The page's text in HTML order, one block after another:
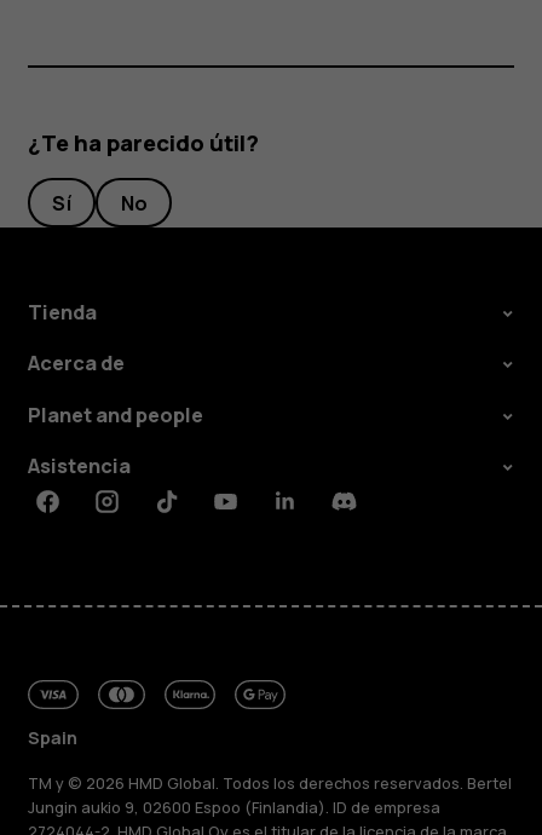
¿Te ha parecido útil?
Sí No
Tienda
Acerca de
Planet and people
Asistencia
FacebookInstagramTiktokYoutubeLinkedinDiscord
Spain
TM y © 2026 HMD Global. Todos los derechos reservados. Bertel
Jungin aukio 9, 02600 Espoo (Finlandia). ID de empresa